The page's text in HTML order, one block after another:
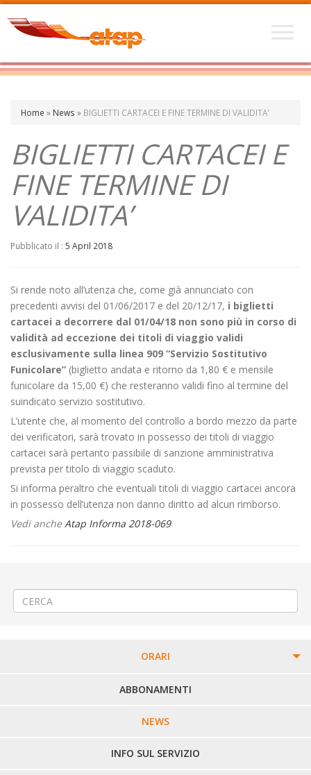
Home » News » BIGLIETTI CARTACEI E FINE TERMINE DI VALIDITA’
BIGLIETTI CARTACEI E
FINE TERMINE DI
VALIDITA’
Pubblicato il : 5 April 2018
Si rende noto all’utenza che, come già annunciato con
precedenti avvisi del 01/06/2017 e del 20/12/17, i biglietti
cartacei a decorrere dal 01/04/18 non sono più in corso di
validità ad eccezione dei titoli di viaggio validi
esclusivamente sulla linea 909 “Servizio Sostitutivo
Funicolare” (biglietto andata e ritorno da 1,80 € e mensile
funicolare da 15,00 €) che resteranno validi fino al termine del
suindicato servizio sostitutivo.
L’utente che, al momento del controllo a bordo mezzo da parte
dei verificatori, sarà trovato in possesso dei titoli di viaggio
cartacei sarà pertanto passibile di sanzione amministrativa
prevista per titolo di viaggio scaduto.
Si informa peraltro che eventuali titoli di viaggio cartacei ancora
in possesso dell’utenza non danno diritto ad alcun rimborso.
Vedi ancheAtap Informa 2018-069
ORARI
PERCORSI URBANI IN BIELLA
LINEE URBANE VERCELLI
LINEE EXTRAURBANE
ABBONAMENTI
NEWS
INFO SUL SERVIZIO